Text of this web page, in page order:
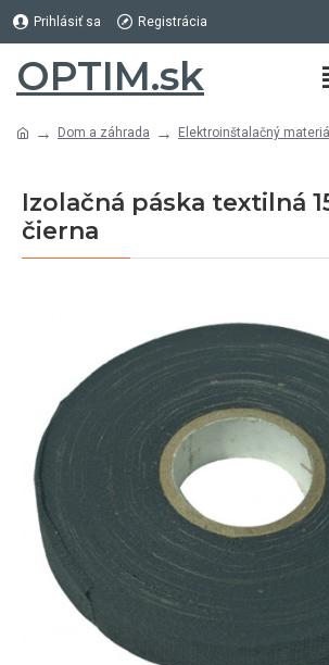
Prihlásiť sa Registrácia
OPTIM.sk
Dom a záhrada Elektroinštalačný materiál
Izolačná páska textilná
čierna